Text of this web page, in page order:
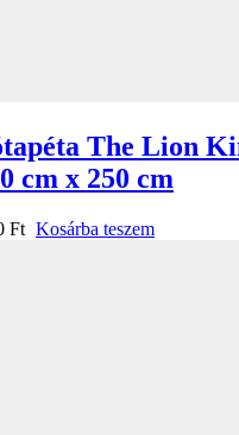
The Lion
cm x 250 cm
Ft Kosárba teszem